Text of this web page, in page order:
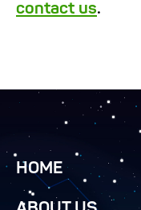
contact us.
HOME